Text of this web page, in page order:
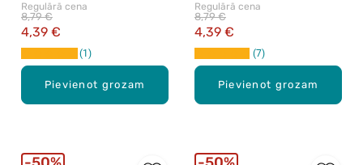
Pievienot grozam
virsmu tīrīšanai, 750ml
Regulārā cena
4,39 €
8,79 €
1
Pievienot grozam
izsmidzināms tīrītājs-
balinātājs, 750ml
Regulārā cena
4,39 €
8,79 €
7